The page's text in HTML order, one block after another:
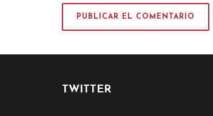
TWITTER